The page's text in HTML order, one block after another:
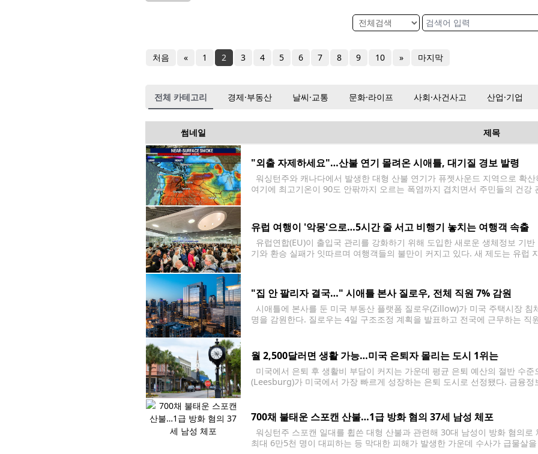
처음 « 1 2 3 4 5 6 7 8 9 10 » 마지막
전체 카테고리 경제·부동산 날씨·교통 문화·라이프 사회·사건사고 산업·기업
썸네일 제목
"외출 자제하세요"…산불 연기 몰려온 시애틀, 대기질 경보 발령
워싱턴주와 캐나다에서 발생한 대형 산불 연기가 퓨젯사운드 지역으로 확
여기에 최고기온이 90도 안팎까지 오르는 폭염까지 겹치면서 주민들의 건
유럽 여행이 '악몽'으로…5시간 줄 서고 비행기 놓치는 여행객 속출
유럽연합(EU)이 출입국 관리를 강화하기 위해 도입한 새로운 생체정보 기
기와 환승 실패가 잇따르며 여행객들의 불만이 커지고 있다. 새 제도는 유럽
"집 안 팔리자 결국…" 시애틀 본사 질로우, 전체 직원 7% 감원
시애틀에 본사를 둔 미국 부동산 플랫폼 질로우(Zillow)가 미국 주택시장
명을 감원한다. 질로우는 4일 구조조정 계획을 발표하고 전국에 근무하는
월 2,500달러면 생활 가능…미국 은퇴자 몰리는 도시 1위는
미국에서 은퇴 후 생활비 부담이 커지는 가운데 평균 은퇴 예산의 절반 수
(Leesburg)가 미국에서 가장 빠르게 성장하는 은퇴 도시로 선정됐다. 금융
700채 불태운 스포캔 산불…1급 방화 혐의 37세 남성 체포
워싱턴주 스포캔 일대를 휩쓴 대형 산불과 관련해 30대 남성이 방화 혐의
최대 6만5천 명이 대피하는 등 막대한 피해가 발생한 가운데 수사가 급물살